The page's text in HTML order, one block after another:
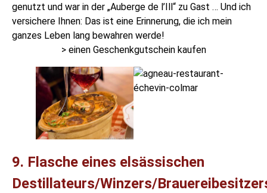
genutzt und war in der „Auberge de l’Ill“ zu Gast … Und ich
versichere Ihnen: Das ist eine Erinnerung, die ich mein
ganzes Leben lang bewahren werde!
> einen Geschenkgutschein kaufen
9. Flasche eines elsässischen
Destillateurs/Winzers/